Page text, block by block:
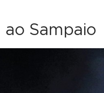
ao Sampaio